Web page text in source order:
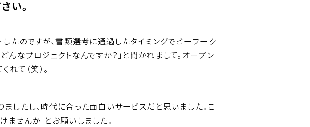
い。
たのですが、書類選考に通過したタイミングでビーワーク
んなプロジェクトなんですか？」と聞かれまして。オープン
れて（笑）。
したし、時代に合った面白いサービスだと思いました。こ
せんか」とお願いしました。